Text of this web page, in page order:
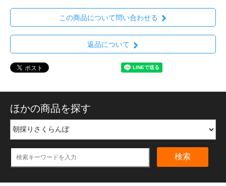
この商品について問い合わせる
返品について
ほかの商品を探す
検索